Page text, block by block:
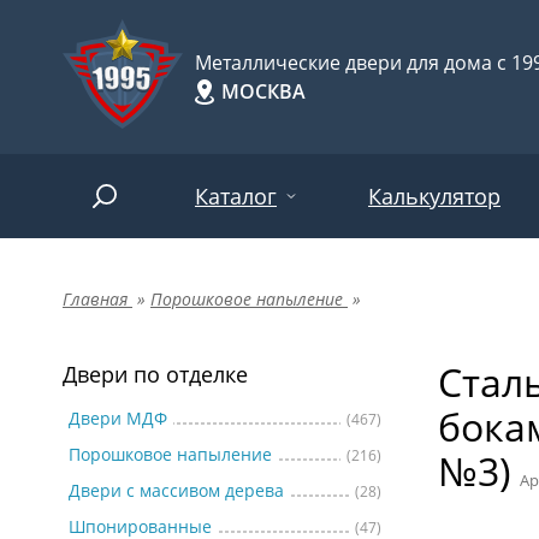
Металлические двери для дома с
МОСКВА
Каталог
Двери по отделке
Двери по назначению
Двери по особенностям
Калькулятор
Главная » Порошковое напыление »
Двери по отделке
Двери МДФ (467)
Порошковое напыление (216)
Двери с массивом дерева (28)
Шпонированные (47)
№3)